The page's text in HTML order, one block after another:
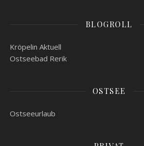
BLOGROLL
Kröpelin Aktuell
Ostseebad Rerik
OSTSEE
Ostseeurlaub